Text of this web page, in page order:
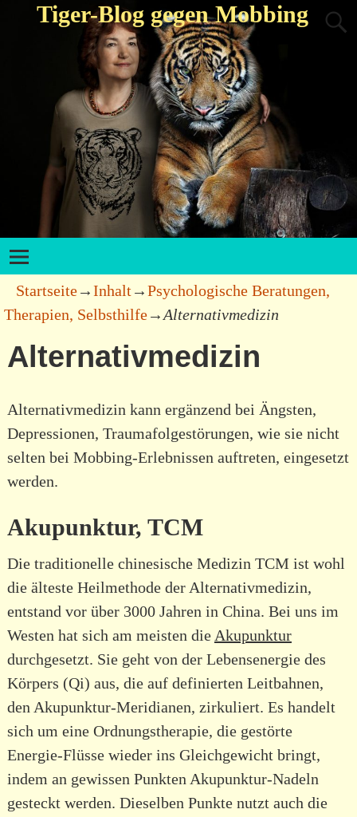
Tiger-Blog gegen Mobbing
Startseite→Inhalt →Psychologische Beratungen,
Therapien, Selbsthilfe→Alternativmedizin
Alternativmedizin
Alternativmedizin kann ergänzend bei Ängsten,
Depressionen, Traumafolgestörungen, wie sie nicht
selten bei Mobbing-Erlebnissen auftreten, eingesetzt
werden.
Akupunktur, TCM
Die traditionelle chinesische Medizin TCM ist wohl
die älteste Heilmethode der Alternativmedizin,
entstand vor über 3000 Jahren in China. Bei uns im
Westen hat sich am meisten die Akupunktur
durchgesetzt. Sie geht von der Lebensenergie des
Körpers (Qi) aus, die auf definierten Leitbahnen,
den Akupunktur-Meridianen, zirkuliert. Es handelt
sich um eine Ordnungstherapie, die gestörte
Energie-Flüsse wieder ins Gleichgewicht bringt,
indem an gewissen Punkten Akupunktur-Nadeln
gesteckt werden. Dieselben Punkte nutzt auch die